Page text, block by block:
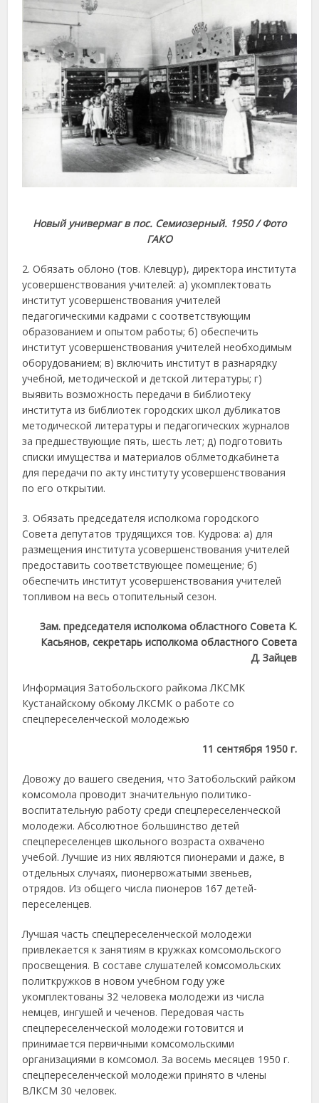
Новый универмаг в пос. Семиозерный. 1950 / Фото
ГАКО
2. Обязать облоно (тов. Клевцур), директора института
усовершенствования учителей: а) укомплектовать
институт усовершенствования учителей
педагогическими кадрами с соответствующим
образованием и опытом работы; б) обеспечить
институт усовершенствования учителей необходимым
оборудованием; в) включить институт в разнарядку
учебной, методической и детской литературы; г)
выявить возможность передачи в библиотеку
института из библиотек городских школ дубликатов
методической литературы и педагогических журналов
за предшествующие пять, шесть лет; д) подготовить
списки имущества и материалов облметодкабинета
для передачи по акту институту усовершенствования
по его открытии.
3. Обязать председателя исполкома городского
Совета депутатов трудящихся тов. Кудрова: а) для
размещения института усовершенствования учителей
предоставить соответствующее помещение; б)
обеспечить институт усовершенствования учителей
топливом на весь отопительный сезон.
Зам. председателя исполкома областного Совета К.
Касьянов, секретарь исполкома областного Совета
Д. Зайцев
Информация Затобольского райкома ЛКСМК
Кустанайскому обкому ЛКСМК о работе со
спецпереселенческой молодежью
11 сентября 1950 г.
Довожу до вашего сведения, что Затобольский райком
комсомола проводит значительную политико-
воспитательную работу среди спецпереселенческой
молодежи. Абсолютное большинство детей
спецпереселенцев школьного возраста охвачено
учебой. Лучшие из них являются пионерами и даже, в
отдельных случаях, пионервожатыми звеньев,
отрядов. Из общего числа пионеров 167 детей-
переселенцев.
Лучшая часть спецпереселенческой молодежи
привлекается к занятиям в кружках комсомольского
просвещения. В составе слушателей комсомольских
политкружков в новом учебном году уже
укомплектованы 32 человека молодежи из числа
немцев, ингушей и чеченов. Передовая часть
спецпереселенческой молодежи готовится и
принимается первичными комсомольскими
организациями в комсомол. За восемь месяцев 1950 г.
спецпереселенческой молодежи принято в члены
ВЛКСМ 30 человек.